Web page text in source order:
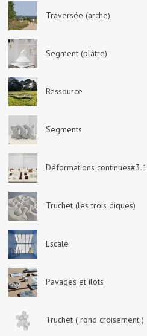
Traversée (arche)
Segment (plâtre)
Ressource
Segments
Déformations continues#3.1
Truchet (les trois digues)
Escale
Pavages et îlots
Truchet ( rond croisement )